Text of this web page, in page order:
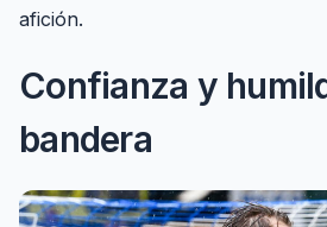
afición.
Confianza y
bandera